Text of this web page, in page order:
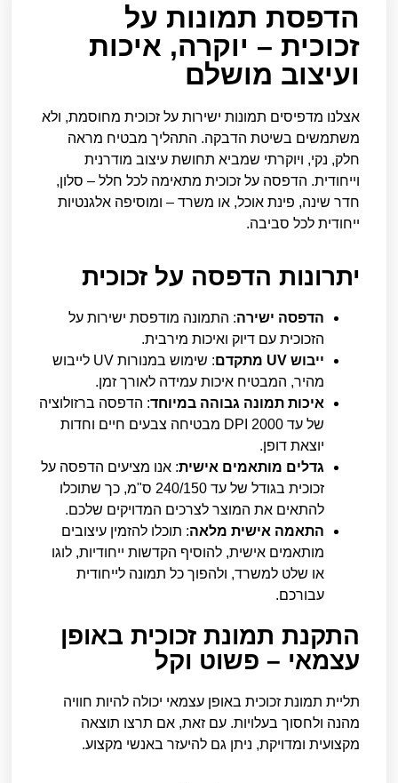
הדפסת תמונות על
זכוכית – יוקרה, איכות
ועיצוב מושלם
אצלנו מדפיסים תמונות ישירות על זכוכית מחוסמת, ולא
משתמשים בשיטת הדבקה. התהליך מבטיח מראה
חלק, נקי, ויוקרתי שמביא תחושת עיצוב מודרנית
וייחודית. הדפסה על זכוכית מתאימה לכל חלל – סלון,
חדר שינה, פינת אוכל, או משרד – ומוסיפה אלגנטיות
ייחודית לכל סביבה.
יתרונות הדפסה על זכוכית
הדפסה ישירה: התמונה מודפסת ישירות על
הזכוכית עם דיוק ואיכות מירבית.
ייבוש UV מתקדם
: שימוש במנורות UV לייבוש
מהיר, המבטיח איכות עמידה לאורך זמן.
איכות תמונה גבוהה במיוחד: הדפסה ברזולוציה
של עד 2000 DPI מבטיחה צבעים חיים וחדות
יוצאת דופן.
גדלים מותאמים אישית: אנו מציעים הדפסה על
זכוכית בגודל של עד 240/150 ס"מ, כך שתוכלו
להתאים את המוצר לצרכים המדויקים שלכם.
התאמה אישית מלאה: תוכלו להזמין עיצובים
מותאמים אישית, להוסיף הקדשות ייחודיות, לוגו
או שלט למשרד, ולהפוך כל תמונה לייחודית
עבורכם.
התקנת תמונת זכוכית באופן
עצמאי – פשוט וקל
תליית תמונת זכוכית באופן עצמאי יכולה להיות חוויה
מהנה ולחסוך בעלויות. עם זאת, אם תרצו תוצאה
מקצועית ומדויקת, ניתן גם להיעזר באנשי מקצוע.